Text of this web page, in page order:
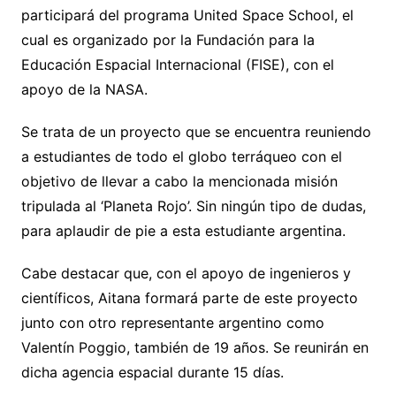
participará del programa United Space School, el
cual es organizado por la Fundación para la
Educación Espacial Internacional (FISE), con el
apoyo de la NASA.
Se trata de un proyecto que se encuentra reuniendo
a estudiantes de todo el globo terráqueo con el
objetivo de llevar a cabo la mencionada misión
tripulada al ‘Planeta Rojo’. Sin ningún tipo de dudas,
para aplaudir de pie a esta estudiante argentina.
Cabe destacar que, con el apoyo de ingenieros y
científicos, Aitana formará parte de este proyecto
junto con otro representante argentino como
Valentín Poggio, también de 19 años. Se reunirán en
dicha agencia espacial durante 15 días.